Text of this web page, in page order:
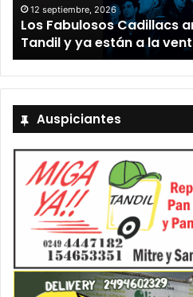
12 septiembre, 2026
Los Fabulosos Cadillacs
Tandil y ya están a la
Auspiciantes